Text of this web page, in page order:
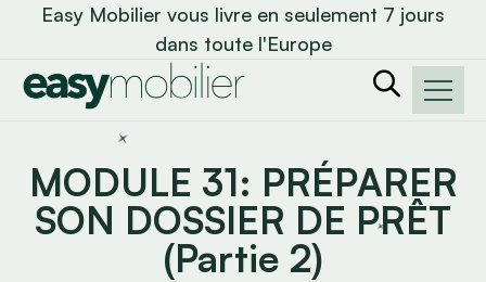
Easy Mobilier vous livre en seulement 7 jours
dans toute l'Europe
MODULE 31: PRÉPARER
SON DOSSIER DE PRÊT
(Partie 2)